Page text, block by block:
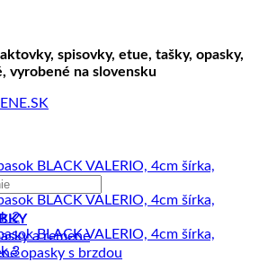
spisovky, etue, tašky, opasky,
vyrobené na slovensku
a remene
opasky s brzdou